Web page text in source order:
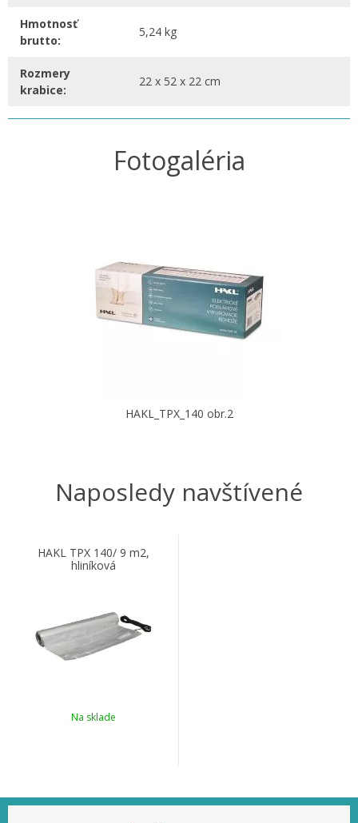
Hmotnosť
brutto:
5,24 kg
Rozmery
krabice:
22 x 52 x 22 cm
Fotogaléria
HAKL_TPX_140 obr.2
Naposledy navštívené
HAKL TPX 140/ 9 m2,
hliníková
Na sklade